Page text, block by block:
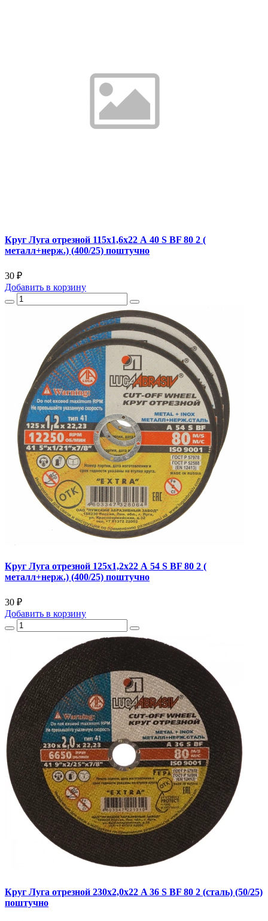
Круг Луга отрезной 115х1,6х22 А 40 S BF 80 2 (
металл+нерж.) (400/25) поштучно
30 ₽
Добавить в корзину
Круг Луга отрезной 125х1,2х22 А 54 S BF 80 2 (
металл+нерж.) (400/25) поштучно
30 ₽
Добавить в корзину
Круг Луга отрезной 230х2,0х22 A 36 S BF 80 2 (сталь) (50/25)
поштучно